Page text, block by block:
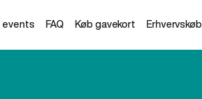
events FAQ Køb gavekort Erhvervskøb